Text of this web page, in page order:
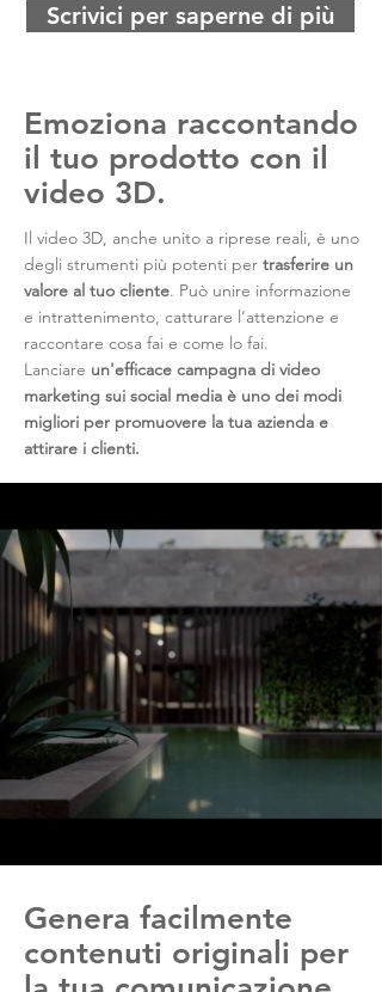
Scrivici per saperne di più
Emoziona raccontando
il tuo prodotto con il
video 3D.
Il video 3D, anche unito a riprese reali, è uno
degli strumenti più potenti per trasferire un
valore al tuo cliente. Può unire informazione
e intrattenimento, catturare l’attenzione e
raccontare cosa fai e come lo fai.
Lanciare un'efficace campagna di video
marketing sui social media è uno dei modi
migliori per promuovere la tua azienda e
attirare i clienti.
Genera facilmente
contenuti originali per